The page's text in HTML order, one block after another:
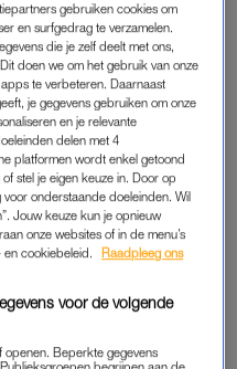
als manipulatief, vertelde
hield. Op haar vijftiende
moment heeft zij geen
ex-man dat wel heeft; hij
nog steeds haar
En ik… ik deed
controle en verbaal
gebruiken cookies om
en surfgedrag te verzamelen.
die je zelf deelt met ons,
doen we om het gebruik van onze
te verbeteren. Daarnaast
je gegevens gebruiken om onze
en je relevante
delen met 4
platformen wordt enkel getoond
stel je eigen keuze in. Door op
onderstaande doeleinden. Wil
Jouw keuze kun je opnieuw
onze websites of in de menu’s
en cookiebeleid.
Raadpleeg ons
voor de volgende
openen. Beperkte gegevens